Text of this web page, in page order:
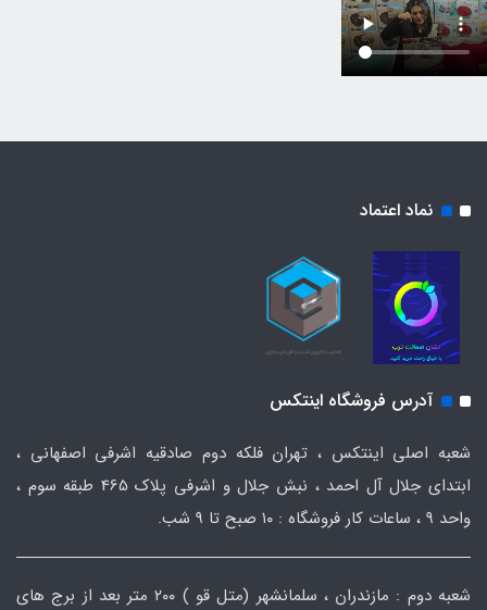
نماد اعتماد
آدرس فروشگاه اینتکس
شعبه اصلی اینتکس ، تهران فلکه دوم صادقیه اشرفی اصفهانی ،
ابتدای جلال آل احمد ، نبش جلال و اشرفی پلاک 465 طبقه سوم ،
واحد ۹ ، ساعات کار فروشگاه : ۱۰ صبح تا ۹ شب.
شعبه دوم : مازندران ، سلمانشهر (متل قو ) ۲۰۰ متر بعد از برج های